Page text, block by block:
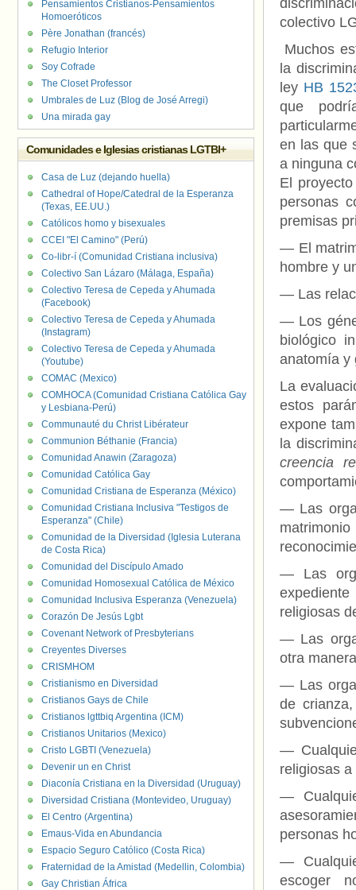
colectivo
Muchos
la
ley HB
que
en las que
a ninguna
El
personas
premisas
— El
hombre y
— Las
— Los
biológico
anatomía y
La
estos
expone
la
creencia
— Las
— Las
religiosas
— Las
otra
— Las
de
—
religiosas
—
personas
—
escoger
Pensamientos Cristianos-Pensamientos
Homoeróticos
Père Jonathan (francés)
Refugio Interior
Soy Cofrade
The Closet Professor
Umbrales de Luz (Blog de José Arregi)
Una mirada gay
Comunidades e Iglesias cristianas LGTBI+
Casa de Luz (dejando huella)
Cathedral of Hope/Catedral de la Esperanza
(Texas, EE.UU.)
Católicos homo y bisexuales
CCEI "El Camino" (Perú)
Co-libr-í (Comunidad Cristiana inclusiva)
Colectivo San Lázaro (Málaga, España)
Colectivo Teresa de Cepeda y Ahumada
(Facebook)
Colectivo Teresa de Cepeda y Ahumada
(Instagram)
Colectivo Teresa de Cepeda y Ahumada
(Youtube)
COMAC (Mexico)
COMHOCA (Comunidad Cristiana Católica Gay
y Lesbiana-Perú)
Communauté du Christ Libérateur
Communion Béthanie (Francia)
Comunidad Anawin (Zaragoza)
Comunidad Católica Gay
Comunidad Cristiana de Esperanza (México)
Comunidad Cristiana Inclusiva "Testigos de
Esperanza" (Chile)
Comunidad de la Diversidad (Iglesia Luterana
de Costa Rica)
Comunidad del Discípulo Amado
Comunidad Homosexual Católica de México
Comunidad Inclusiva Esperanza (Venezuela)
Corazón De Jesús Lgbt
Covenant Network of Presbyterians
Creyentes Diverses
CRISMHOM
Cristianismo en Diversidad
Cristianos Gays de Chile
Cristianos lgttbiq Argentina (ICM)
Cristianos Unitarios (Mexico)
Cristo LGBTI (Venezuela)
Devenir un en Christ
Diaconía Cristiana en la Diversidad (Uruguay)
Diversidad Cristiana (Montevideo, Uruguay)
El Centro (Argentina)
Emaus-Vida en Abundancia
Espacio Seguro Católico (Costa Rica)
Fraternidad de la Amistad (Medellin, Colombia)
Gay Christian África